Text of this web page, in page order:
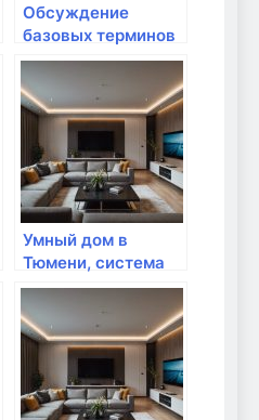
Обсуждение
базовых терминов
во внутренней
сети: что важно
знать?
Умный дом в
Тюмени, система
автоматизации
дома — ТЦСТ